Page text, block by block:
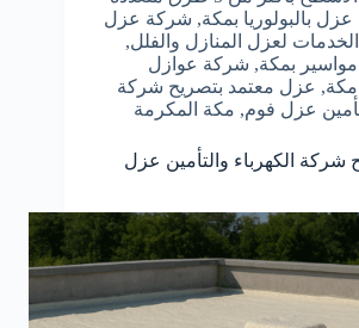
بالبولوريا بمكة, شركة عزل
لعزل المنازل والفلل,
بمكة, شركة عوازل
, عزل معتمد بتصريح شركة
عزل فوم, مكة المكرمة
شركة الكهرباء والتأمين عزل